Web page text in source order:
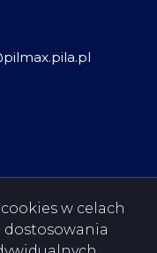
w celach
dostosowania